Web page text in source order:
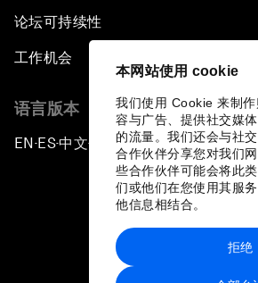
本网站使用 cookie
我们使用 Cookie 来制
容与广告、提供社交媒
的流量。我们还会与社
合作伙伴分享您对我们
些合作伙伴可能会将此
们或他们在您使用其服
他信息相结合。
拒绝
论坛可持续性
工作机会
语言版本
EN ▪ES▪中文▪ 日本語